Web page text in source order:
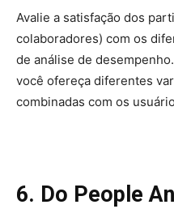
Avalie a satisfação dos
colaboradores) com os
de análise de
você ofereça diferentes
combinadas com os
6. Do People